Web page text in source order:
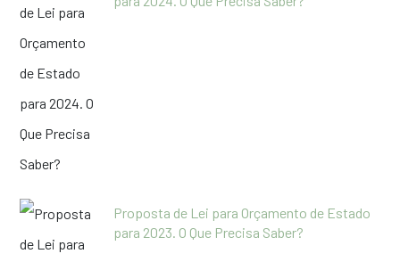
Proposta de Lei para Orçamento de Estado
para 2023. O Que Precisa Saber?